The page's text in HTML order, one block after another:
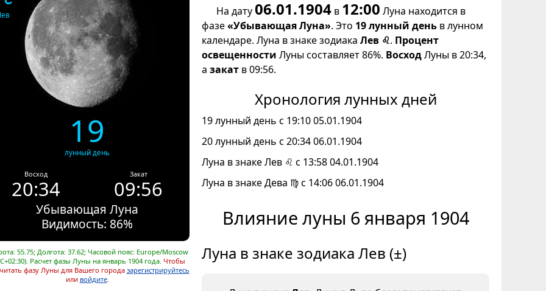
19
лунный день
Восход
20:34
Закат
09:56
Убывающая Луна
Видимость: 86%
55.75; Долгота: 37.62; Часовой пояс: Europe/Moscow
Расчет фазы Луны на январь 1904 года. Чтобы
фазу Луны для Вашего города зарегистрируйтесь
или войдите.
На дату06.01.1904 в 12:00 Луна находится в
фазе«Убывающая Луна». Это 19 лунный день в лунном
календаре. Луна в знаке зодиака Лев ♌. Процент
освещенности Луны составляет 86%. ВосходЛуны в 20:34,
а закат в 09:56.
Хронология лунных дней
19 лунный день с 19:10 05.01.1904
20 лунный день с 20:34 06.01.1904
Луна в знаке Лев ♌ с 13:58 04.01.1904
Луна в знаке Дева ♍ с 14:06 06.01.1904
Влияние луны 6 января 1904
Луна в знаке зодиака Лев (±)